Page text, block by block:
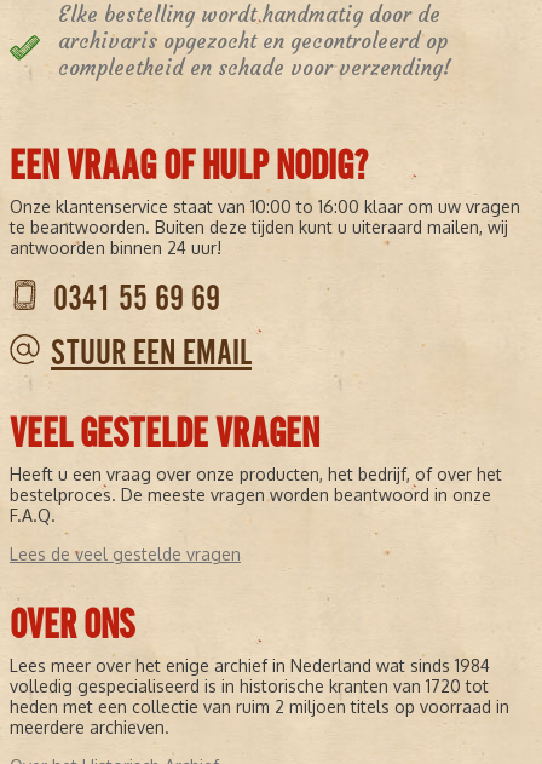
Elke bestelling wordt handmatig door de
archivaris opgezocht en gecontroleerd op
compleetheid en schade voor verzending!
EEN VRAAG OF HULP NODIG?
Onze klantenservice staat van 10:00 to 16:00 klaar om uw vragen
te beantwoorden. Buiten deze tijden kunt u uiteraard mailen, wij
antwoorden binnen 24 uur!
0341 55 69 69
STUUR EEN EMAIL
VEEL GESTELDE VRAGEN
Heeft u een vraag over onze producten, het bedrijf, of over het
bestelproces. De meeste vragen worden beantwoord in onze
F.A.Q.
Lees de veel gestelde vragen
OVER ONS
Lees meer over het enige archief in Nederland wat sinds 1984
volledig gespecialiseerd is in historische kranten van 1720 tot
heden met een collectie van ruim 2 miljoen titels op voorraad in
meerdere archieven.